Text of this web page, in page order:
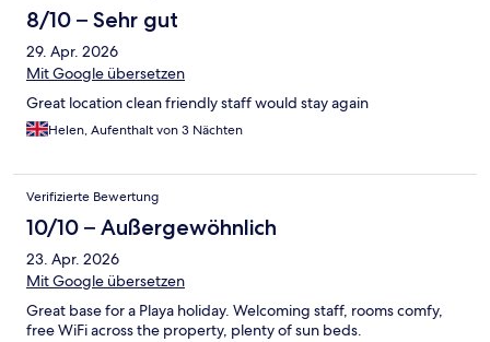
8/10 – Sehr gut
29. Apr. 2026
Mit Google übersetzen
Great location clean friendly staff would stay again
Helen, Aufenthalt von 3 Nächten
Verifizierte Bewertung
10/10 – Außergewöhnlich
23. Apr. 2026
Mit Google übersetzen
Great base for a Playa holiday. Welcoming staff, rooms comfy,
free WiFi across the property, plenty of sun beds.